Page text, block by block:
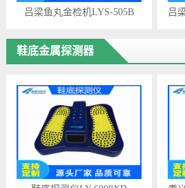
吕梁鱼丸金检机LYS-505B
鞋底金属探测器